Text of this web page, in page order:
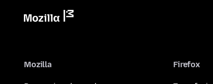
Mozilla Firefox